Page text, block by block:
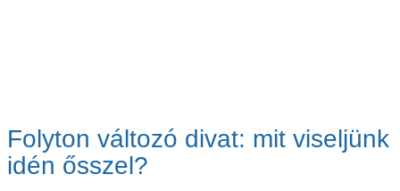
Folyton változó divat: mit viseljünk
idén ősszel?